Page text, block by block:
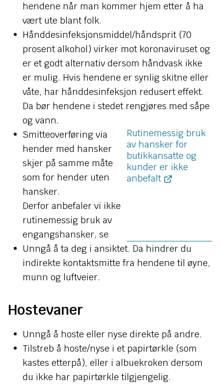
hendene når man kommer hjem etter å ha
vært ute blant folk.
Hånddesinfeksjonsmiddel/håndsprit (70
prosent alkohol) virker mot koronaviruset og
er et godt alternativ dersom håndvask ikke
er mulig. Hvis hendene er synlig skitne eller
våte, har hånddesinfeksjon redusert effekt.
Da bør hendene i stedet rengjøres med såpe
og vann.
Smitteoverføring via
hender med hansker
skjer på samme måte
som for hender uten
hansker.
Derfor anbefaler vi ikke
rutinemessig bruk av
engangshansker, se
Rutinemessig bruk
av hansker for
butikkansatte og
kunder er ikke
anbefalt
Unngå å ta deg i ansiktet. Da hindrer du
indirekte kontaktsmitte fra hendene til øyne,
munn og luftveier.
Hostevaner
Unngå å hoste eller nyse direkte på andre.
Tilstreb å hoste/nyse i et papirtørkle (som
kastes etterpå), eller i albuekroken dersom
du ikke har papirtørkle tilgjengelig.